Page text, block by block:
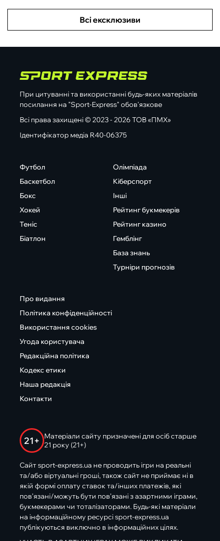
Всі ексклюзиви
При цитуванні та використанні будь-яких матеріалів
посилання на "Sport-Express" обов'язкове
Всі права захищені © 2023 - 2026 ТОВ «ПМХ»
Ідентифікатор медіа R40-06375
Футбол
Баскетбол
Бокс
Хокей
Теніс
Біатлон
Олімпіада
Кіберспорт
Інші
Рейтинг букмекерів
Рейтинг казино
Гемблінг
База знань
Турніри прогнозів
Про видання
Політика конфіденційності
Використання cookies
Угода користувача
Редакційна політика
Кодекс етики
Наша редакція
Контакти
21+
Матеріали сайту призначені для осіб старше
21 року (21+)
Сайт sport-express.ua не проводить ігри на реальні
та/або віртуальні гроші, також сайт не приймає ні в
якій формі оплату ставок та/інших платежів, які
пов’язані/можуть бути пов’язані з азартними іграми,
букмекерами чи тоталізаторами. Будь-які матеріали
на інформаційному ресурсі sport-express.ua
публікуються виключно в інформаційних цілях.